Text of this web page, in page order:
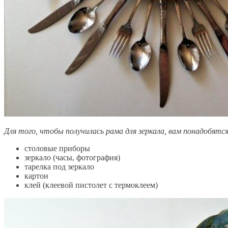
Для того, чтобы получилась рама для зеркала, вам
столовые приборы
зеркало (часы, фотография)
тарелка под зеркало
картон
клей (клеевой пистолет с термоклеем)